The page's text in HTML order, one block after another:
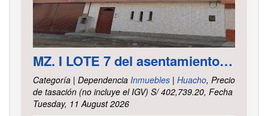
MZ. I LOTE 7 del asentamiento Humano las Delicias – Paramonga – Barranca – Lima
Categoría | Dependencia Inmuebles | Huacho, Precio
de tasación (no incluye el IGV) S/ 402,739.20, Fecha
Tuesday, 11 August 2026